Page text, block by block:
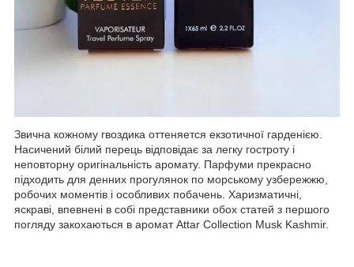
Звична кожному гвоздика оттеняется екзотичної гарденією.
Насичений білий перець відповідає за легку гостроту і
неповторну оригінальність аромату. Парфуми прекрасно
підходить для денних прогулянок по морському узбережжю,
робочих моментів і особливих побачень. Харизматичні,
яскраві, впевнені в собі представники обох статей з першого
погляду закохаються в аромат Attar Collection Musk Kashmir.